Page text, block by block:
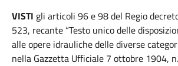
VISTI gli articoli 96 e 98 del Regio
523, recante “Testo unico delle
alle opere idrauliche delle diverse
nella Gazzetta Ufficiale 7 ottobre 1904,